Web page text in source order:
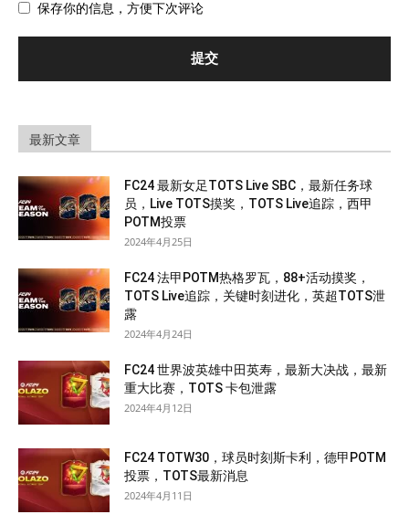
保存你的信息，方便下次评论
最新文章
FC24 最新女足TOTS Live SBC，最新任务球
员，Live TOTS摸奖，TOTS Live追踪，西甲
POTM投票
2024年4月25日
FC24 法甲POTM热格罗瓦，88+活动摸奖，
TOTS Live追踪，关键时刻进化，英超TOTS泄
露
2024年4月24日
FC24 世界波英雄中田英寿，最新大决战，最新
重大比赛，TOTS 卡包泄露
2024年4月12日
FC24 TOTW30，球员时刻斯卡利，德甲POTM
投票，TOTS最新消息
2024年4月11日